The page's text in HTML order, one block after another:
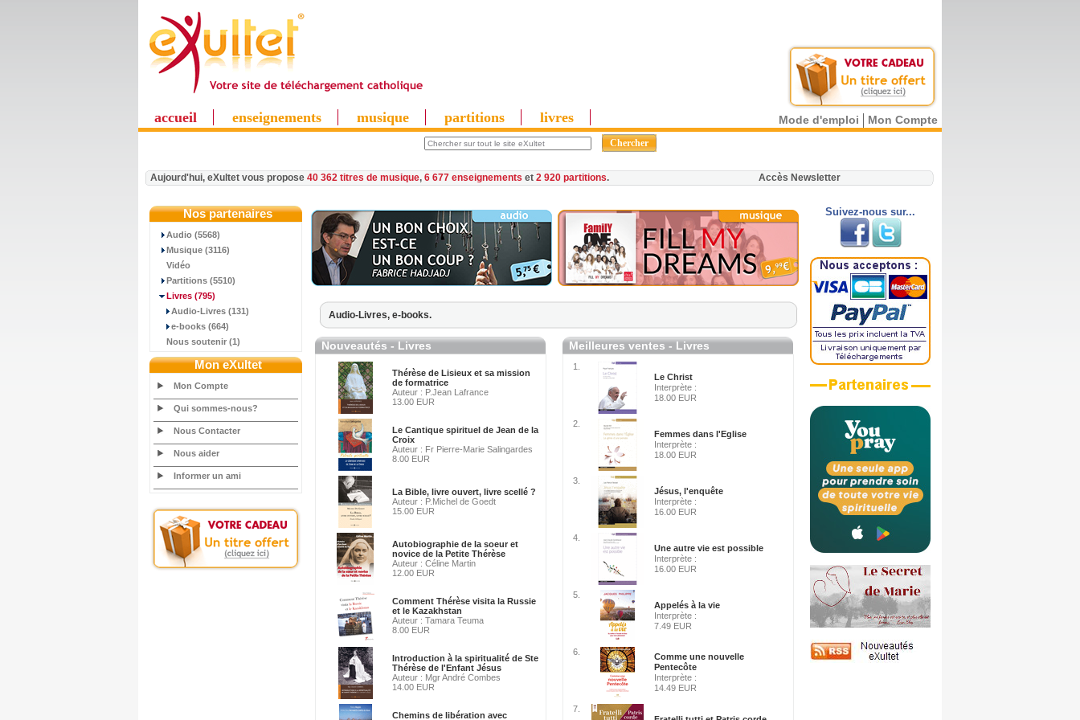
accueil enseignements musique partitions livres Mode d'emploi Mon Compte
Aujourd'hui, eXultet vous propose 40 362 titres de musique, 6 677 enseignements et 2 920 partitions. Accès Newsletter
Nos partenaires
Audio (5568)
Musique (3116)
Vidéo
Partitions (5510)
Livres (795)
Audio-Livres (131)
e-books (664)
Nous soutenir (1)
Mon eXultet
Mon Compte
Qui sommes-nous?
Nous Contacter
Nous aider
Informer un ami
Audio-Livres, e-books.
Nouveautés - Livres
Thérèse de Lisieux et sa mission
de formatrice
Auteur : P.Jean Lafrance
13.00 EUR
Le Cantique spirituel de Jean de la
Croix
Auteur : Fr Pierre-Marie Salingardes
8.00 EUR
La Bible, livre ouvert, livre scellé ?
Auteur : P.Michel de Goedt
15.00 EUR
Autobiographie de la soeur et
novice de la Petite Thérèse
Auteur : Céline Martin
12.00 EUR
Comment Thérèse visita la Russie
et le Kazakhstan
Auteur : Tamara Teuma
8.00 EUR
Introduction à la spiritualité de Ste
Thérèse de l'Enfant Jésus
Auteur : Mgr André Combes
14.00 EUR
Chemins de libération avec
Meilleures ventes - Livres
1.
Le Christ
Interprète :
18.00 EUR
2.
Femmes dans l'Eglise
Interprète :
18.00 EUR
3.
Jésus, l'enquête
Interprète :
16.00 EUR
4.
Une autre vie est possible
Interprète :
16.00 EUR
5.
Appelés à la vie
Interprète :
7.49 EUR
6.
Comme une nouvelle
Pentecôte
Interprète :
14.49 EUR
7.
Suivez-nous sur...